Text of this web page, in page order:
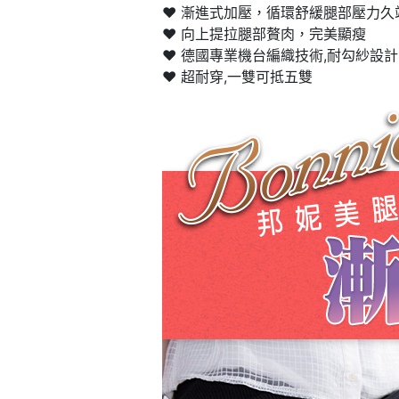
❤️ 漸進式加壓，循環舒緩腿部壓力久
❤️ 向上提拉腿部贅肉，完美顯瘦
❤️ 德國專業機台編織技術,耐勾紗設計
❤️ 超耐穿,一雙可抵五雙